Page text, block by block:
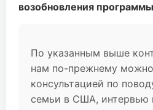
возобновления
По указанным выше
нам по-прежнему можно
консультацией по
семьи в США, интервью